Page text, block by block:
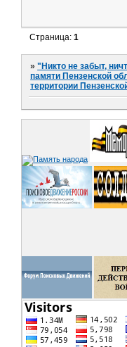
Страница:1
»"Никто не забыт,
памяти Пензенской
территории